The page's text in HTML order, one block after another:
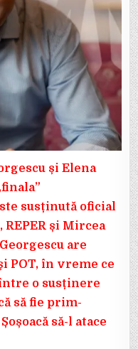
și Elena
susținută oficial
REPER și Mircea
are
POT, în vreme ce
între o susținere
să fie prim-
să-l atace